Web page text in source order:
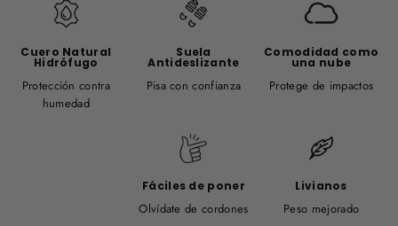
Cuero Natural
Hidrófugo
Protección contra
humedad
Suela
Antideslizante
Pisa con confianza
Comodidad como
una nube
Protege de impactos
Fáciles de poner
Olvídate de cordones
Livianos
Peso mejorado